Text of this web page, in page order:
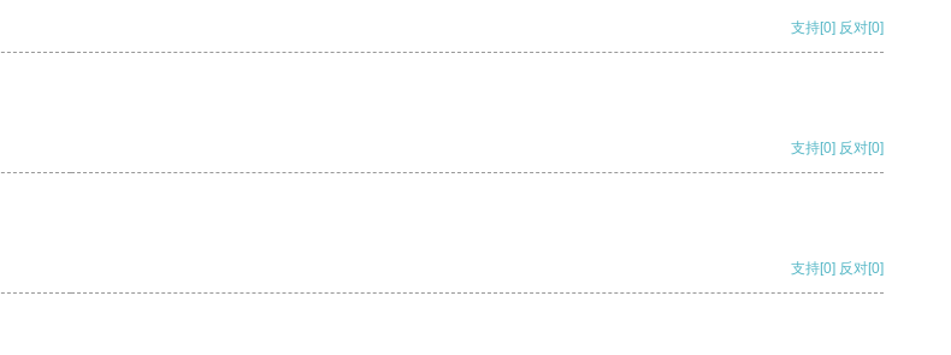
支持[0] 反对[0]
支持[0] 反对[0]
支持[0] 反对[0]